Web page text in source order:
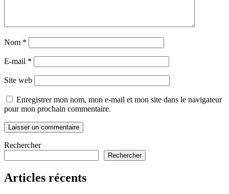
Nom *
E-mail *
Site web
Enregistrer mon nom, mon e-mail et mon site dans le navigateur
pour mon prochain commentaire.
Rechercher
Rechercher
Articles récents